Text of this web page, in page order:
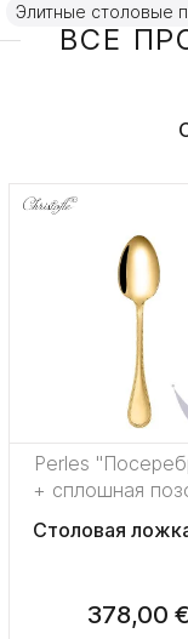
Элитные столовые
ВСЕ
Perles
+ сплошная
Столовая
378,00 €